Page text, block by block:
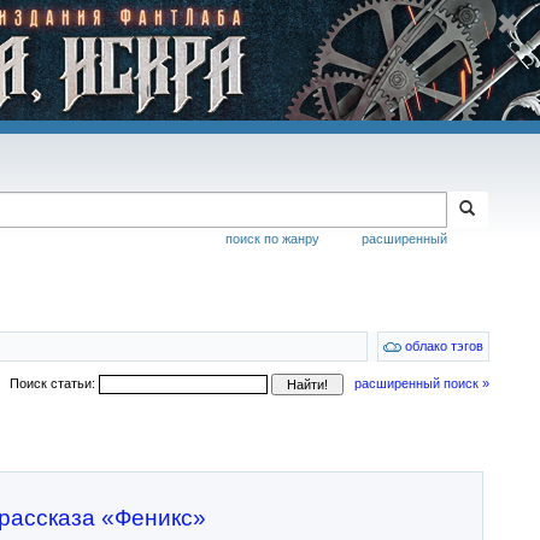
расширенный
поиск по жанру
облако тэгов
Поиск статьи: расширенный поиск »
«Феникс»